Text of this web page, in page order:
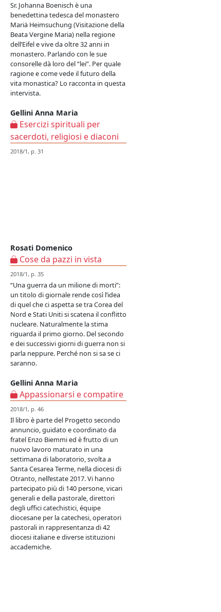
Sr. Johanna Boenisch è una
benedettina tedesca del monastero
Mariä Heimsuchung (Visitazione della
Beata Vergine Maria) nella regione
dell’Eifel e vive da oltre 32 anni in
monastero. Parlando con le sue
consorelle dà loro del “lei”. Per quale
ragione e come vede il futuro della
vita monastica? Lo racconta in questa
intervista.
Gellini Anna Maria
Esercizi spirituali per
sacerdoti, religiosi e diaconi
2018/1, p. 31
Rosati Domenico
Cose da pazzi in vista
2018/1, p. 35
“Una guerra da un milione di morti”:
un titolo di giornale rende così l’idea
di quel che ci aspetta se tra Corea del
Nord e Stati Uniti si scatena il conflitto
nucleare. Naturalmente la stima
riguarda il primo giorno. Del secondo
e dei successivi giorni di guerra non si
parla neppure. Perché non si sa se ci
saranno.
Gellini Anna Maria
Appassionarsi e compatire
2018/1, p. 46
Il libro è parte del Progetto secondo
annuncio, guidato e coordinato da
fratel Enzo Biemmi ed è frutto di un
nuovo lavoro maturato in una
settimana di laboratorio, svolta a
Santa Cesarea Terme, nella diocesi di
Otranto, nell’estate 2017. Vi hanno
partecipato più di 140 persone, vicari
generali e della pastorale, direttori
degli uffici catechistici, équipe
diocesane per la catechesi, operatori
pastorali in rappresentanza di 42
diocesi italiane e diverse istituzioni
accademiche.